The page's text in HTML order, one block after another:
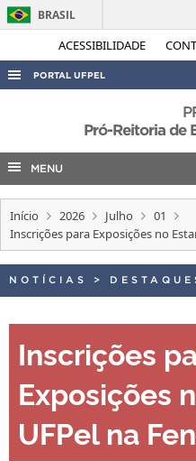
ACESSIBILIDADE
BRASIL
PORTAL UFPEL
AUDITORIA
COBALTO
CONCURSOS
EDITAIS
TELEFONES
Pró-Reitoria de
MENU
Início 2026 Julho
01
Inscrições para Exposições no
NOTÍCIAS >
Inscrições
Exposições
UFPel na